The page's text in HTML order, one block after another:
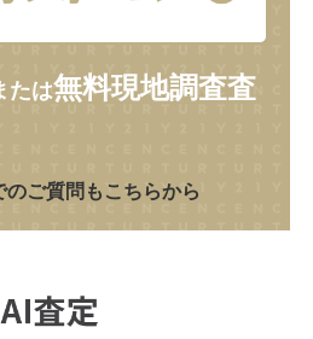
たは無料現地調査査
ご質問もこちらから